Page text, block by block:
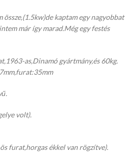
kaptam egy nagyobbat
már így marad.Még egy festés
as,Dinamó gyártmány,és 60kg.
volt).
furat,horgas ékkel van rögzítve).